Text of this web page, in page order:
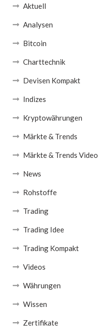
Aktuell
Analysen
Bitcoin
Charttechnik
Devisen Kompakt
Indizes
Kryptowährungen
Märkte & Trends
Märkte & Trends Video
News
Rohstoffe
Trading
Trading Idee
Trading Kompakt
Videos
Währungen
Wissen
Zertifikate